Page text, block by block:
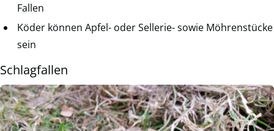
Fallen
Köder können Apfel- oder Sellerie- sowie Möhrenstücke
sein
Schlagfallen